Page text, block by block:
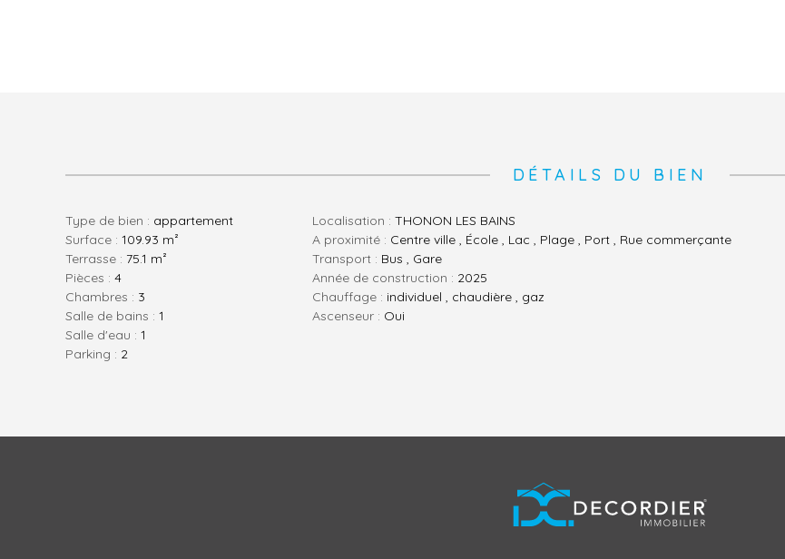
DÉTAILS DU BIEN
Type de bien : appartement
Surface : 109.93 m²
Terrasse : 75.1 m²
pièces : 4
chambres : 3
salle de bains : 1
salle d'eau : 1
parking : 2
Localisation : THONON LES BAINS
A proximité : Centre ville , École , Lac , Plage , Port , Rue commerçante
Transport : Bus , Gare
Année de construction : 2025
Chauffage : individuel , chaudière , gaz
Ascenseur : Oui